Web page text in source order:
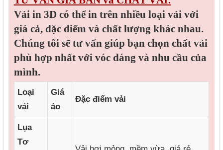
Vải in 3D có thể in trên nhiều loại vải với
giá cả, đặc điểm và chất lượng khác nhau.
Chúng tôi sẽ tư vấn giúp bạn chọn chất vải
phù hợp nhất với vóc dáng và nhu cầu của
mình.
Loại
vải
Giá
áo
Đặc điểm vải
Lụa
Tơ